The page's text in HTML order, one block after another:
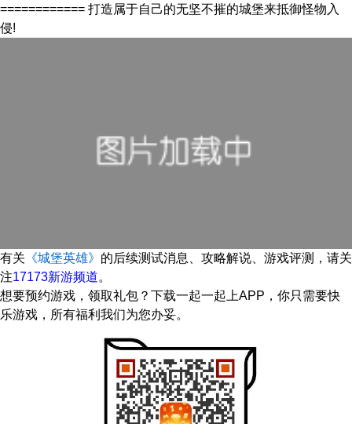
============ 打造属于自己的无坚不摧的城堡来抵御怪物入
侵!
有关 《城堡英雄》 的后续测试消息、攻略解说、游戏评测，请关
注17173新游频道。
想要预约游戏，领取礼包？下载一起一起上APP，你只需要快
乐游戏，所有福利我们为您办妥。